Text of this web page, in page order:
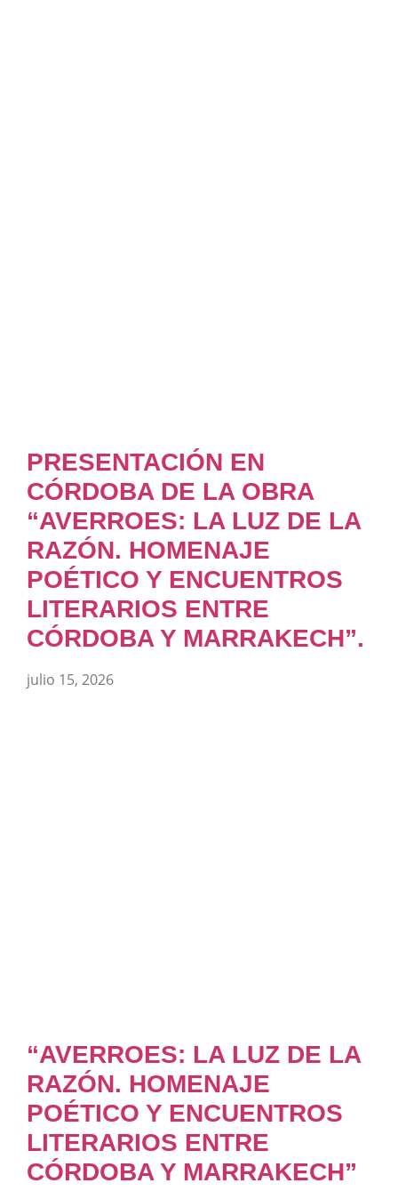
PRESENTACIÓN EN
CÓRDOBA DE LA OBRA
“AVERROES: LA LUZ DE LA
RAZÓN. HOMENAJE
POÉTICO Y ENCUENTROS
LITERARIOS ENTRE
CÓRDOBA Y MARRAKECH”.
julio 15, 2026
“AVERROES: LA LUZ DE LA
RAZÓN. HOMENAJE
POÉTICO Y ENCUENTROS
LITERARIOS ENTRE
CÓRDOBA Y MARRAKECH”